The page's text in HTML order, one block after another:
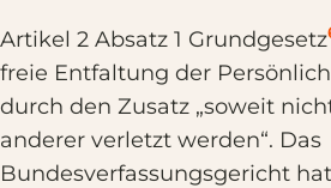
Artikel 2 Absatz 1 Grundgesetz
freie Entfaltung der
durch den Zusatz „soweit
anderer verletzt werden“. Das
Bundesverfassungsgericht